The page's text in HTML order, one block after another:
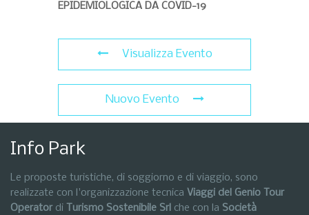
EPIDEMIOLOGICA DA COVID-19
Visualizza Evento
Nuovo Evento
Info Park
Le proposte turistiche, di soggiorno e di viaggio, sono
realizzate con l'organizzazione tecnica Viaggi del Genio Tour
Operatordi Turismo Sostenibile Srl che con la Società